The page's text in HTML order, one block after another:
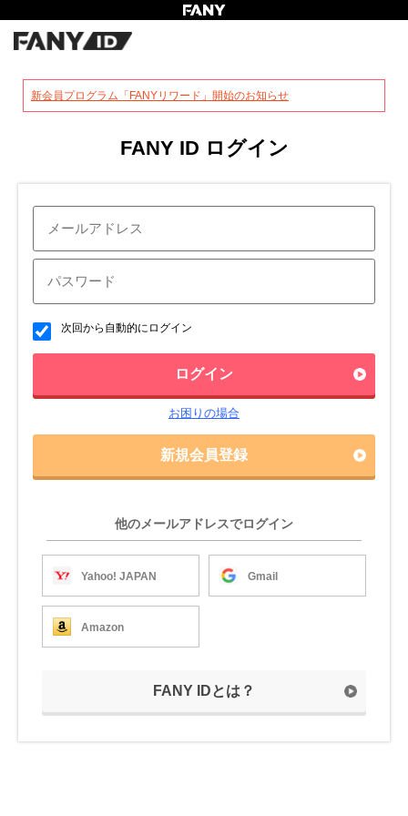
新会員プログラム「FANYリワード」開始のお知らせ
FANY ID ログイン
次回から自動的にログイン
ログイン
お困りの場合
新規会員登録
他のメールアドレスでログイン
Yahoo! JAPAN Gmail
Amazon
FANY IDとは？